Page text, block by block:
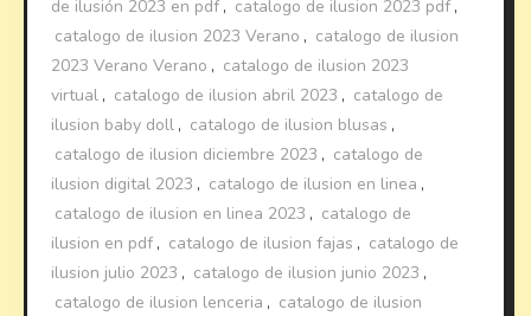
de ilusión 2023 en pdf , catalogo de ilusion 2023 pdf ,
catalogo de ilusion 2023 Verano , catalogo de ilusion
2023 Verano Verano , catalogo de ilusion 2023
virtual , catalogo de ilusion abril 2023 , catalogo de
ilusion baby doll , catalogo de ilusion blusas ,
catalogo de ilusion diciembre 2023 , catalogo de
ilusion digital 2023 , catalogo de ilusion en linea ,
catalogo de ilusion en linea 2023 , catalogo de
ilusion en pdf , catalogo de ilusion fajas , catalogo de
ilusion julio 2023 , catalogo de ilusion junio 2023 ,
catalogo de ilusion lenceria , catalogo de ilusion